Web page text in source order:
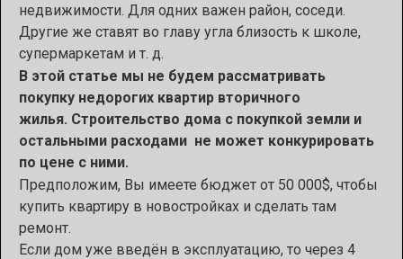
недвижимости. Для одних важен район, соседи.
Другие же ставят во главу угла близость к школе,
супермаркетам и т. д.
В этой статье мы не будем рассматривать
покупку недорогих квартир вторичного
жилья. Строительство дома с покупкой земли и
остальными расходами не может конкурировать
по цене с ними.
Предположим, Вы имеете бюджет от 50 000$, чтобы
купить квартиру в новостройках и сделать там
ремонт.
Если дом уже введён в эксплуатацию, то через 4